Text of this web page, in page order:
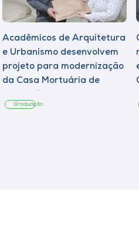
Acadêmicos de Arquitetura
e Urbanismo desenvolvem
projeto para modernização
da Casa Mortuária de
Graduação